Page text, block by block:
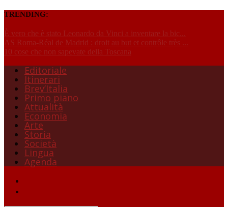
TRENDING:
È vero che è stato Leonardo da Vinci a inventare la bic...
AS Roma-Réal de Madrid : droit au but et contrôle très ...
10 cose che non sapevate della Toscana
Editoriale
Itinerari
Brev’Italia
Primo piano
Attualità
Economia
Arte
Storia
Società
Lingua
Agenda